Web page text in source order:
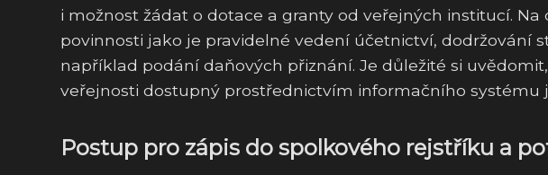
i možnost žádat o dotace a granty od veřejných institucí.
povinnosti jako je pravidelné vedení účetnictví, dodržování
například podání daňových přiznání. Je důležité si
veřejnosti dostupný prostřednictvím informačního systému
Postup pro zápis do spolkového rejstříku a